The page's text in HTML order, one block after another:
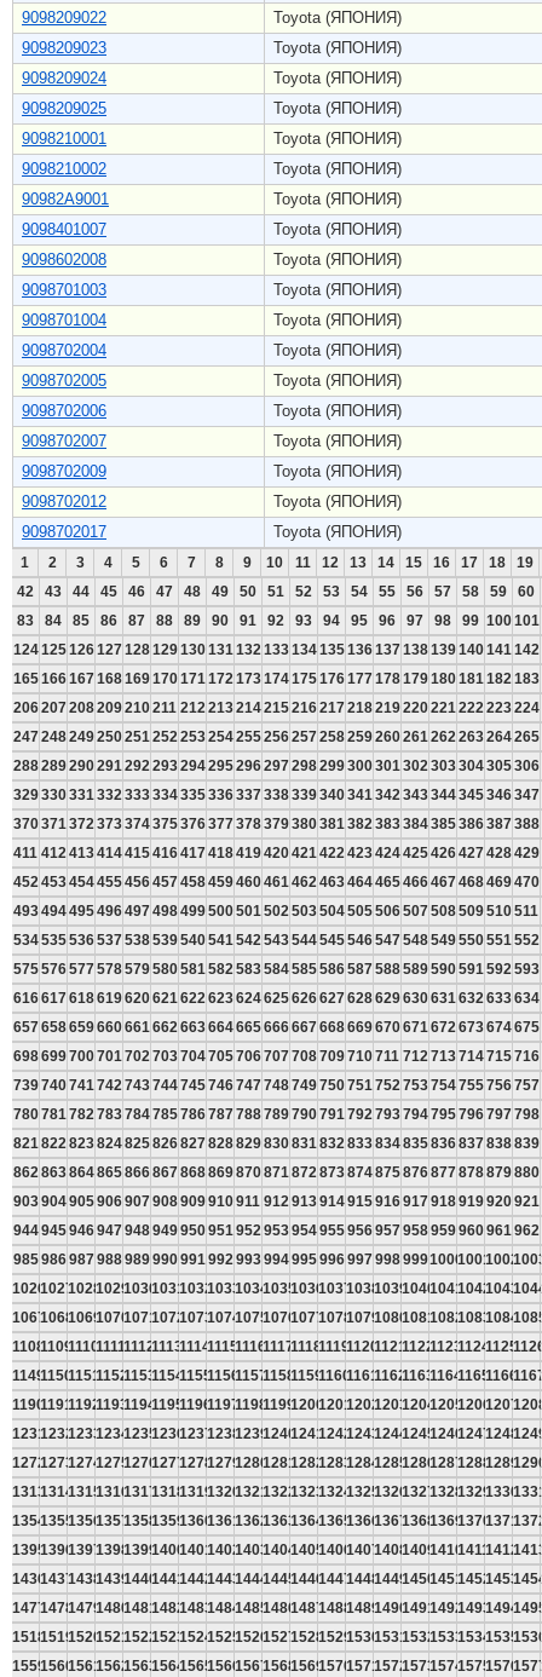
9098209022
Toyota (ЯПОНИЯ)
9098209023
Toyota (ЯПОНИЯ)
9098209024
Toyota (ЯПОНИЯ)
9098209025
Toyota (ЯПОНИЯ)
9098210001
Toyota (ЯПОНИЯ)
9098210002
Toyota (ЯПОНИЯ)
90982A9001
Toyota (ЯПОНИЯ)
9098401007
Toyota (ЯПОНИЯ)
9098602008
Toyota (ЯПОНИЯ)
9098701003
Toyota (ЯПОНИЯ)
9098701004
Toyota (ЯПОНИЯ)
9098702004
Toyota (ЯПОНИЯ)
9098702005
Toyota (ЯПОНИЯ)
9098702006
Toyota (ЯПОНИЯ)
9098702007
Toyota (ЯПОНИЯ)
9098702009
Toyota (ЯПОНИЯ)
9098702012
Toyota (ЯПОНИЯ)
9098702017
Toyota (ЯПОНИЯ)
1 2 3 4 5 6 7 8 9 10 11 12 13 14 15 16 17 18
19
42
43 44 45 46 47 48 49 50 51 52 53 54 55 56 57 58 59
60
83
84 85 86 87 88 89 90 91 92 93 94 95 96 97 98 99 100101
124125126127128129130131 132 133134135136137138139140141 142
165166167168169170171 172 173174175176177178179180181 182 183
206207208209210211 212 213214215216217218219220221 222 223224
247248249250251 252 253254255256257258259260261 262 263264265
288289290291 292 293294295296297298299300301 302 303304305306
329330331 332 333334335336337338339340341 342 343344345346347
370371 372 373374375376377378379380381 382 383384385386387388
411 412 413414415416417418419420421 422 423424425426427428429
452 453454455456457458459460461 462 463464465466467468469470
493494495496497498499500501 502 503504505506507508509510511
534535536537538539540541 542 543544545546547548549550551 552
575576577578579580581 582 583584585586587588589590591 592 593
616617618619620621 622 623624625626627628629630631 632 633634
657658659660661 662 663664665666667668669670671 672 673674675
698699700701 702 703704705706707708709710711 712 713714715716
739740741 742 743744745746747748749750751 752 753754755756757
780781 782 783784785786787788789790791 792 793794795796797798
821 822 823824825826827828829830831 832 833834835836837838839
862 863864865866867868869870871 872 873874875876877878879880
903904905906907908909910911 912 913914915916917918919920921
944945946947948949950951 952 953954955956957958959960961 962
985986987988989990991 992 993994995996997998999100010011002
102610271028102910301031103210331034103510361037103810391040104110421043
106710681069107010711072107310741075107610771078107910801081108210831084
110811091110111111121113111411151116111711181119112011211122112311241125
114911501151115211531154115511561157115811591160116111621163116411651166
119011911192119311941195119611971198119912001201120212031204120512061207
123112321233123412351236123712381239124012411242124312441245124612471248
127212731274127512761277127812791280128112821283128412851286128712881289
131313141315131613171318131913201321132213231324132513261327132813291330
135413551356135713581359136013611362136313641365136613671368136913701371
139513961397139813991400140114021403140414051406140714081409141014111412
143614371438143914401441144214431444144514461447144814491450145114521453
147714781479148014811482148314841485148614871488148914901491149214931494
151815191520152115221523152415251526152715281529153015311532153315341535
155915601561156215631564156515661567156815691570157115721573157415751576